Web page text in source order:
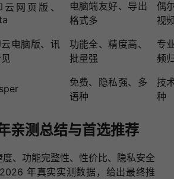
云网页版、
电脑端友好、导出
格式多
偶
视
电脑版、讯
功能全、精度高、
批量强
专
频
免费、隐私强、多
语种
技
种
亲测总结与首选推荐
、功能完整性、性价比、隐私安全
年真实实测数据，给出最终推